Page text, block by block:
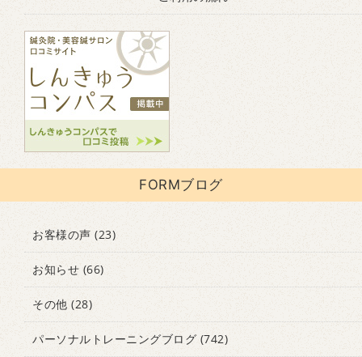
FORMブログ
お客様の声 (23)
お知らせ (66)
その他 (28)
パーソナルトレーニングブログ(742)